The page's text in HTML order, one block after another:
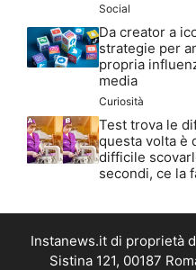
Social
Da creator a
strategie per
propria
media
Curiosità
Test trova le
questa volta è
difficile
secondi, ce la
Instanews.it di proprietà
Sistina 121, 00187